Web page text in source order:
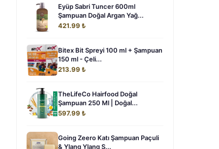
Eyüp Sabri Tuncer 600ml
Şampuan Doğal Argan Yağ...
421.99 ₺
Bitex Bit Spreyi 100 ml + Şampuan
150 ml - Çeli...
213.99 ₺
TheLifeCo Hairfood Doğal
Şampuan 250 Ml | Doğal...
597.99 ₺
Going Zeero Katı Şampuan Paçuli
& Ylang Ylang S...